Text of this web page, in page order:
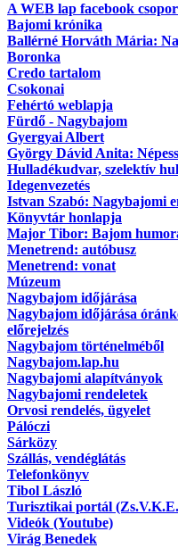
A WEB lap facebook
Bajomi krónika
Ballérné Horváth Mária:
Boronka
Credo tartalom
Csokonai
Fehértó weblapja
Fürdő - Nagybajom
Gyergyai Albert
György Dávid Anita:
Hulladékudvar, szelektív
Idegenvezetés
Istvan Szabó: Nagybajomi
Könyvtár honlapja
Major Tibor: Bajom
Menetrend: autóbusz
Menetrend: vonat
Múzeum
Nagybajom időjárása
Nagybajom időjárása
előrejelzés
Nagybajom történelméből
Nagybajom.lap.hu
Nagybajomi alapítványok
Nagybajomi rendeletek
Orvosi rendelés, ügyelet
Pálóczi
Sárközy
Szállás, vendéglátás
Telefonkönyv
Tibol László
Turisztikai portál
Videók (Youtube)
Virág Benedek